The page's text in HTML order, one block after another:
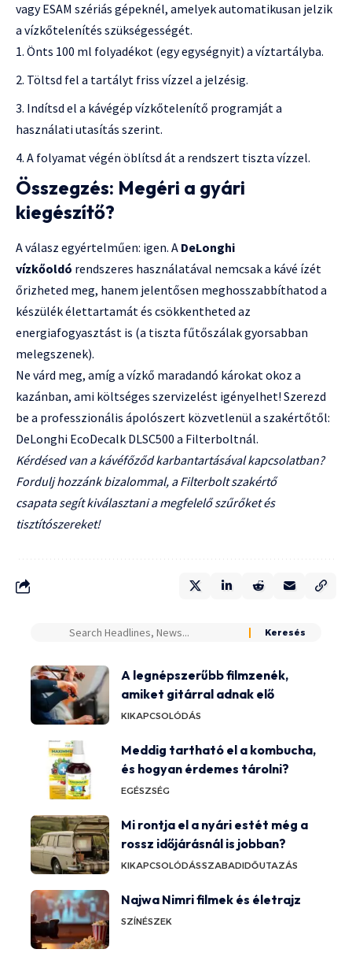
vagy ESAM szériás gépeknél, amelyek automatikusan jelzik
a vízkőtelenítés szükségességét.
Önts 100 ml folyadékot (egy egységnyit) a víztartályba.
Töltsd fel a tartályt friss vízzel a jelzésig.
Indítsd el a kávégép vízkőtelenítő programját a
használati utasítás szerint.
A folyamat végén öblítsd át a rendszert tiszta vízzel.
Összegzés: Megéri a gyári
kiegészítő?
A válasz egyértelműen: igen. A DeLonghi
vízkőoldó rendszeres használatával nemcsak a kávé ízét
őrizheted meg, hanem jelentősen meghosszabbíthatod a
készülék élettartamát és csökkentheted az
energiafogyasztást is (a tiszta fűtőszálak gyorsabban
melegszenek).
Ne várd meg, amíg a vízkő maradandó károkat okoz a
kazánban, ami költséges szervizelést igényelhet! Szerezd
be a professzionális ápolószert közvetlenül a szakértőtől:
DeLonghi EcoDecalk DLSC500 a Filterboltnál.
Kérdésed van a kávéfőződ karbantartásával kapcsolatban?
Fordulj hozzánk bizalommal, aFilterbolt szakértő
csapatasegít kiválasztani a megfelelő szűrőket és
tisztítószereket!
A legnépszerűbb filmzenék,
amiket gitárral adnak elő
KIKAPCSOLÓDÁS
Meddig tartható el a kombucha,
és hogyan érdemes tárolni?
EGÉSZSÉG
Mi rontja el a nyári estét még a
rossz időjárásnál is jobban?
KIKAPCSOLÓDÁSSZABADIDŐUTAZÁS
Najwa Nimri filmek és életrajz
SZÍNÉSZEK